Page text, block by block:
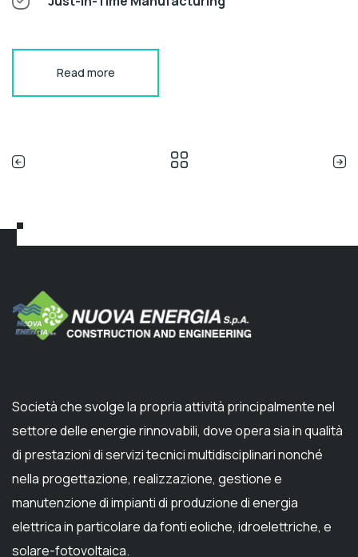
Read more
Società che svolge la propria attività principalmente nel
settore delle energie rinnovabili, dove opera sia in qualità
di prestazioni di servizi tecnici multidisciplinari nonché
nella progettazione, realizzazione, gestione e
manutenzione di impianti di produzione di energia
elettrica in particolare da fonti eoliche, idroelettriche, e
solare-fotovoltaica.